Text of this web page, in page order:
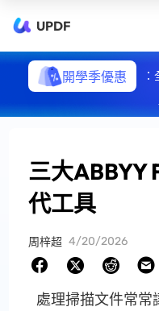
UPDF
開學季優惠
三大ABBYY
代工具
周梓超 4/20/2026
處理掃描文件常常